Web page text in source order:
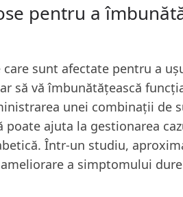
pentru a
sunt afectate pentru a
să vă îmbunătățească
unei combinații de
poate ajuta la gestionarea
Într-un studiu,
a simptomului